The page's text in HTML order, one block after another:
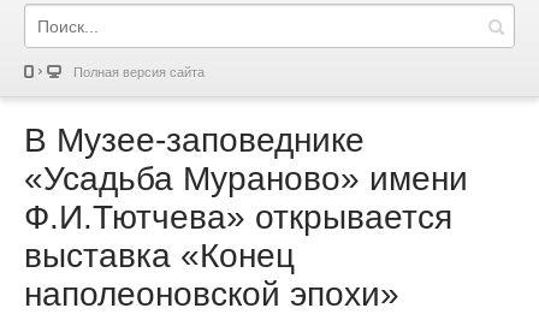
Полная версия сайта
В Музее-заповеднике
«Усадьба Мураново» имени
Ф.И.Тютчева» открывается
выставка «Конец
наполеоновской эпохи»